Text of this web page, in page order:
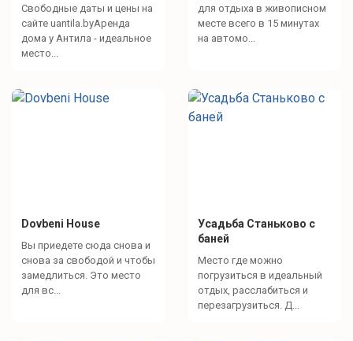
Свободные даты и цены на
сайте uantila.byАренда
дома у Антила - идеальное
место...
для отдыха в живописном
месте всего в 15 минутах
на автомо...
Dovbeni House
Вы приедете сюда снова и
снова за свободой и чтобы
замедлиться. Это место
для вс...
Усадьба Станьково с
баней
Место где можно
погрузиться в идеальный
отдых, расслабиться и
перезагрузиться. Д...